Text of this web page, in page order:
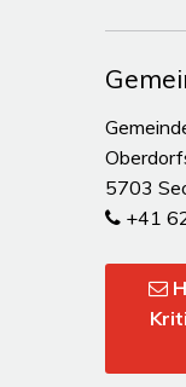
5703
+41